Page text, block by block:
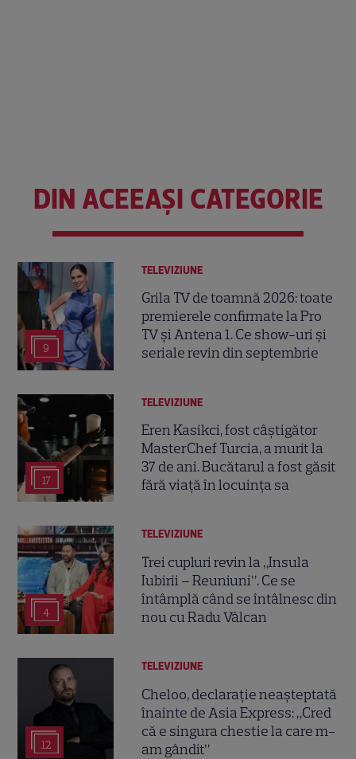
DIN ACEEAȘI CATEGORIE
9
TELEVIZIUNE
Grila TV de toamnă 2026: toate
premierele confirmate la Pro
TV și Antena 1. Ce show-uri și
seriale revin din septembrie
17
TELEVIZIUNE
Eren Kasikci, fost câștigător
MasterChef Turcia, a murit la
37 de ani. Bucătarul a fost găsit
fără viață în locuința sa
4
TELEVIZIUNE
Trei cupluri revin la „Insula
Iubirii – Reuniuni”. Ce se
întâmplă când se întâlnesc din
nou cu Radu Vâlcan
12
TELEVIZIUNE
Cheloo, declarație neașteptată
înainte de Asia Express: „Cred
că e singura chestie la care m-
am gândit”